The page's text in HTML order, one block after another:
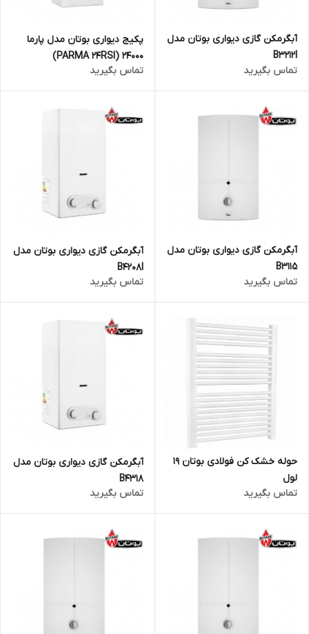
آبگرمکن گازی دیواری بوتان مدل
B3212I
تماس بگیرید
پکیج دیواری بوتان مدل پارما
24000 (PARMA 24RSI)
تماس بگیرید
آبگرمکن گازی دیواری بوتان مدل
B3115
تماس بگیرید
آبگرمکن گازی دیواری بوتان مدل
B4208I
تماس بگیرید
حوله خشک کن فولادی بوتان 19
لول
تماس بگیرید
آبگرمکن گازی دیواری بوتان مدل
B4318
تماس بگیرید